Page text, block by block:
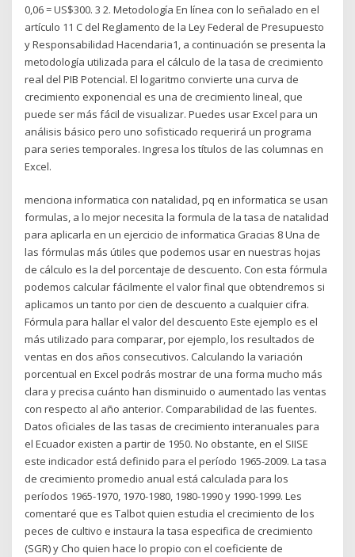
0,06 = US$300. 3 2. Metodología En línea con lo señalado en el
artículo 11 C del Reglamento de la Ley Federal de Presupuesto
y Responsabilidad Hacendaria1, a continuación se presenta la
metodología utilizada para el cálculo de la tasa de crecimiento
real del PIB Potencial. El logaritmo convierte una curva de
crecimiento exponencial es una de crecimiento lineal, que
puede ser más fácil de visualizar. Puedes usar Excel para un
análisis básico pero uno sofisticado requerirá un programa
para series temporales. Ingresa los títulos de las columnas en
Excel.
menciona informatica con natalidad, pq en informatica se usan
formulas, a lo mejor necesita la formula de la tasa de natalidad
para aplicarla en un ejercicio de informatica Gracias 8 Una de
las fórmulas más útiles que podemos usar en nuestras hojas
de cálculo es la del porcentaje de descuento. Con esta fórmula
podemos calcular fácilmente el valor final que obtendremos si
aplicamos un tanto por cien de descuento a cualquier cifra.
Fórmula para hallar el valor del descuento Este ejemplo es el
más utilizado para comparar, por ejemplo, los resultados de
ventas en dos años consecutivos. Calculando la variación
porcentual en Excel podrás mostrar de una forma mucho más
clara y precisa cuánto han disminuido o aumentado las ventas
con respecto al año anterior. Comparabilidad de las fuentes.
Datos oficiales de las tasas de crecimiento interanuales para
el Ecuador existen a partir de 1950. No obstante, en el SIISE
este indicador está definido para el período 1965-2009. La tasa
de crecimiento promedio anual está calculada para los
períodos 1965-1970, 1970-1980, 1980-1990 y 1990-1999. Les
comentaré que es Talbot quien estudia el crecimiento de los
peces de cultivo e instaura la tasa especifica de crecimiento
(SGR) y Cho quien hace lo propio con el coeficiente de